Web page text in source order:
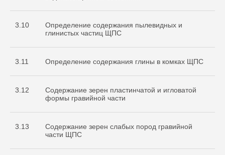
3.10
Определение содержания пылевидных и
глинистых частиц ЩПС
3.11 Определение содержания глины в комках ЩПС
3.12
Содержание зерен пластинчатой и игловатой
формы гравийной части
3.13
Содержание зерен слабых пород гравийной
части ЩПС